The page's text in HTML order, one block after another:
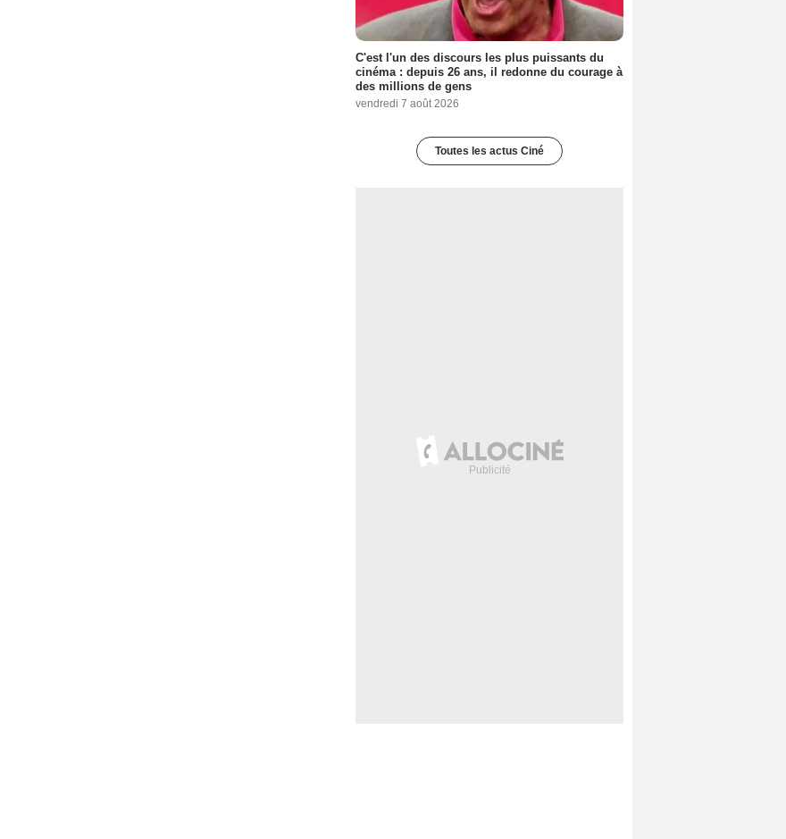
C'est l'un des discours les plus puissants du
cinéma : depuis 26 ans, il redonne du courage à
des millions de gens
vendredi 7 août 2026
Toutes les actus Ciné